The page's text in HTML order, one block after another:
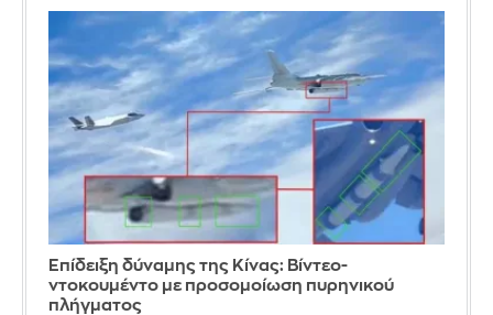
Επίδειξη δύναμης της Κίνας: Βίντεο-
ντοκουμέντο με προσομοίωση πυρηνικού
πλήγματος